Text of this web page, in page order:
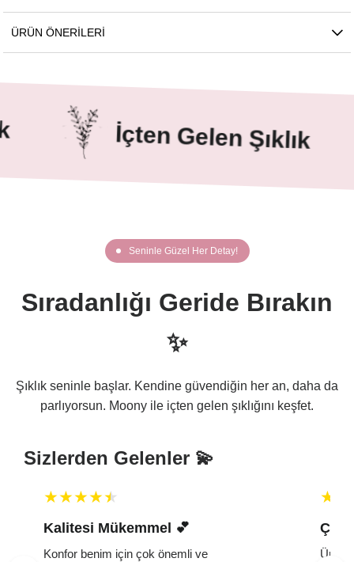
ÜRÜN ÖNERILERI
İçten Gelen Şıklık
Seninle Güzel Her Detay!
Sıradanlığı Geride Bırakın
✨
Şıklık seninle başlar. Kendine güvendiğin her an, daha da
parlıyorsun. Moony ile içten gelen şıklığını keşfet.
Sizlerden Gelenler 💫
Kalitesi Mükemmel 💕 ️
Konfor benim için çok önemli ve
Çok
Ürün